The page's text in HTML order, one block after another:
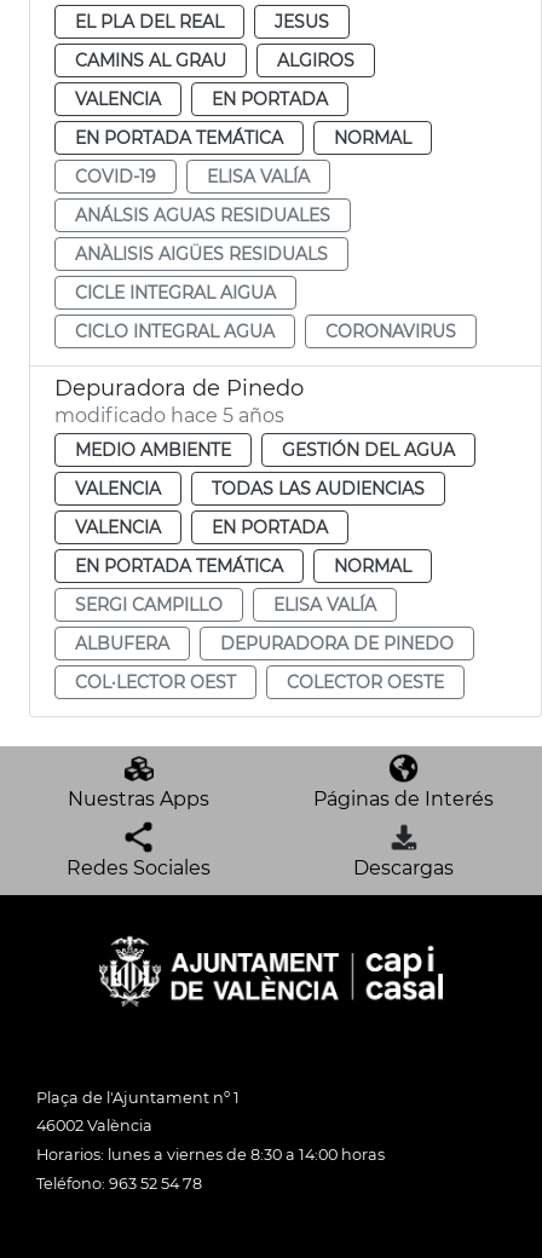
EL PLA DEL REAL
JESUS
CAMINS AL GRAU
ALGIROS
VALENCIA
EN PORTADA
EN PORTADA TEMÁTICA
NORMAL
COVID-19
ELISA VALÍA
ANÁLSIS AGUAS RESIDUALES
ANÀLISIS AIGÜES RESIDUALS
CICLE INTEGRAL AIGUA
CICLO INTEGRAL AGUA
CORONAVIRUS
Depuradora de Pinedo
modificado hace 5 años
MEDIO AMBIENTE
GESTIÓN DEL AGUA
VALENCIA
TODAS LAS AUDIENCIAS
VALENCIA
EN PORTADA
EN PORTADA TEMÁTICA
NORMAL
SERGI CAMPILLO
ELISA VALÍA
ALBUFERA
DEPURADORA DE PINEDO
COL·LECTOR OEST
COLECTOR OESTE
Nuestras Apps Páginas de Interés
Redes Sociales Descargas
Plaça de l'Ajuntament nº 1
46002 València
Horarios: lunes a viernes de 8:30 a 14:00 horas
Teléfono: 963 52 54 78